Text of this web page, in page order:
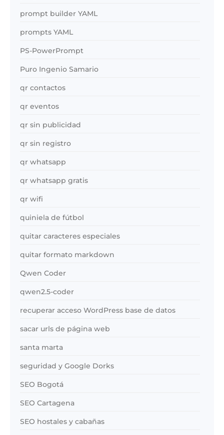
prompt builder YAML
prompts YAML
PS-PowerPrompt
Puro Ingenio Samario
qr contactos
qr eventos
qr sin publicidad
qr sin registro
qr whatsapp
qr whatsapp gratis
qr wifi
quiniela de fútbol
quitar caracteres especiales
quitar formato markdown
Qwen Coder
qwen2.5-coder
recuperar acceso WordPress base de datos
sacar urls de página web
santa marta
seguridad y Google Dorks
SEO Bogotá
SEO Cartagena
SEO hostales y cabañas